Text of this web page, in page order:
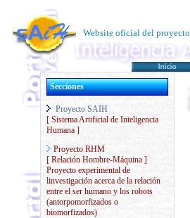
Website oficial del proyecto
Secciones
Proyecto SAIH
[ Sistema Artificial de Inteligencia
Humana ]
Proyecto RHM
[ Relación Hombre-Máquina ]
Proyecto experimental de
linvestigación acerca de la relación
entre el ser humano y los robots
(antorpomorfizados o
biomorfizados)